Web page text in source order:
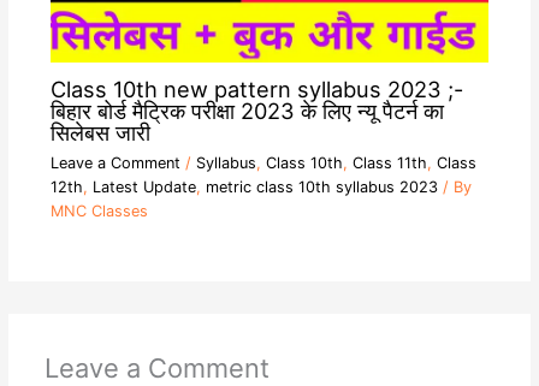
Class 10th new pattern syllabus 2023 ;-
बिहार बोर्ड मैट्रिक परीक्षा 2023 के लिए न्यू पैटर्न का
सिलेबस जारी
Leave a Comment / Syllabus, Class 10th, Class 11th, Class
12th, Latest Update, metric class 10th syllabus 2023/ By
MNC Classes
Leave a Comment